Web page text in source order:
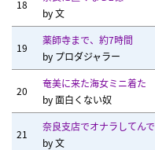
18
by文
19
薬師寺まで、約7時間
by プロダジャラー
20
奄美に来た海女ミニ着た
by面白くない奴
21
奈良支店でオナラしてんで
by文